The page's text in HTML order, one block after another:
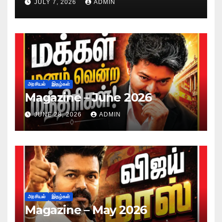
JULY 7, 2026 ADMIN
அரசியல் இதழ்கள்
Magazine – June 2026
JUNE 28, 2026 ADMIN
அரசியல் இதழ்கள்
Magazine – May 2026